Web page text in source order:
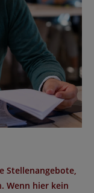
Stellenangebote,
Wenn hier kein